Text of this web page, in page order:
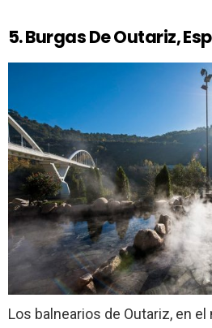
5. Burgas De Outariz,
Los balnearios de Outariz, en